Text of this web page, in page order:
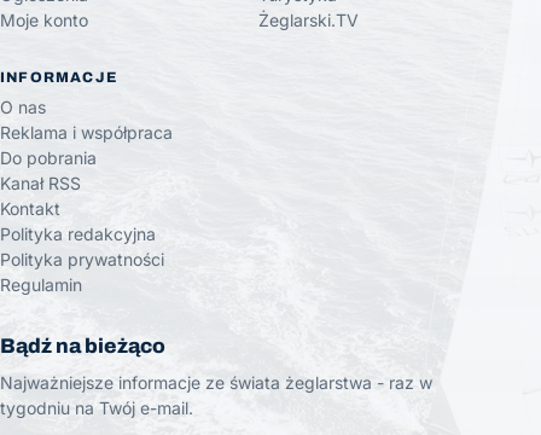
Moje konto
Żeglarski.TV
INFORMACJE
O nas
Reklama i współpraca
Do pobrania
Kanał RSS
Kontakt
Polityka redakcyjna
Polityka prywatności
Regulamin
Bądź na bieżąco
Najważniejsze informacje ze świata żeglarstwa - raz w
tygodniu na Twój e-mail.